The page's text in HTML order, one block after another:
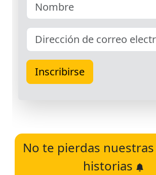
No te pierdas
historias